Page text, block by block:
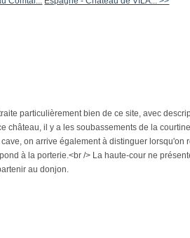
particulièrement bien de ce site, avec
château, il y a les soubassements de la
on arrive également à distinguer lorsqu'on
à la porterie.<br /> La haute-cour ne
au donjon.